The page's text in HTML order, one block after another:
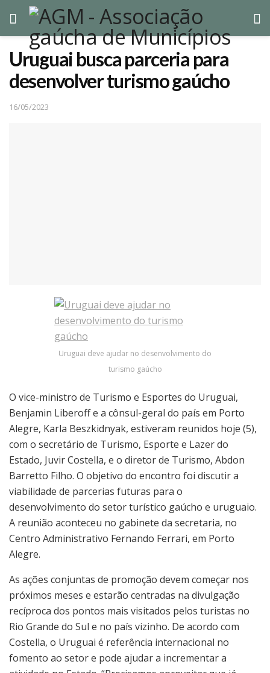
Uruguai busca parceria para
desenvolver turismo gaúcho
16/05/2023
Uruguai deve ajudar no desenvolvimento do
turismo gaúcho
O vice-ministro de Turismo e Esportes do Uruguai,
Benjamin Liberoff e a cônsul-geral do país em Porto
Alegre, Karla Beszkidnyak, estiveram reunidos hoje (5),
com o secretário de Turismo, Esporte e Lazer do
Estado, Juvir Costella, e o diretor de Turismo, Abdon
Barretto Filho. O objetivo do encontro foi discutir a
viabilidade de parcerias futuras para o
desenvolvimento do setor turístico gaúcho e uruguaio.
A reunião aconteceu no gabinete da secretaria, no
Centro Administrativo Fernando Ferrari, em Porto
Alegre.
As ações conjuntas de promoção devem começar nos
próximos meses e estarão centradas na divulgação
recíproca dos pontos mais visitados pelos turistas no
Rio Grande do Sul e no país vizinho. De acordo com
Costella, o Uruguai é referência internacional no
fomento ao setor e pode ajudar a incrementar a